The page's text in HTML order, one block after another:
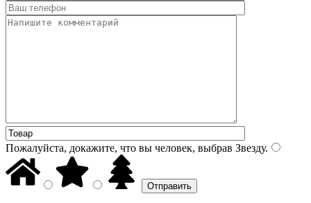
Пожалуйста, докажите, что вы человек, выбрав Звезду.